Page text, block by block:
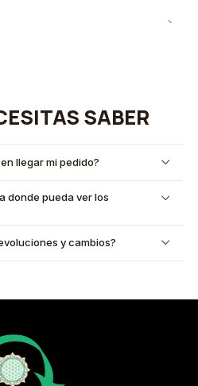
SABER
llegar mi pedido?
donde pueda ver los
y cambios?